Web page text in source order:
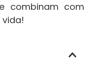
combinam com